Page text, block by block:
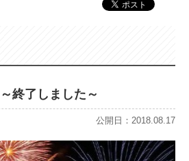
終了しました～
公開日：2018.08.17